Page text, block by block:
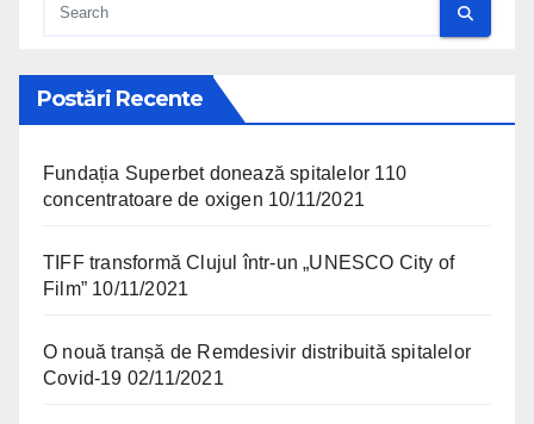
Postări Recente
Fundația Superbet donează spitalelor 110
concentratoare de oxigen 10/11/2021
TIFF transformă Clujul într-un „UNESCO City of
Film” 10/11/2021
O nouă tranșă de Remdesivir distribuită spitalelor
Covid-19 02/11/2021